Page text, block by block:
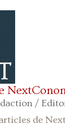
/
de